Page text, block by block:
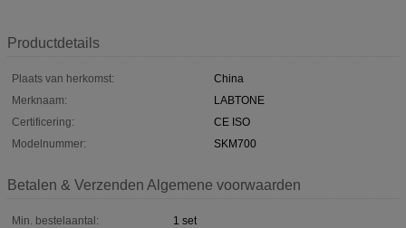
Productdetails
Plaats van herkomst:
China
Merknaam:
LABTONE
Certificering:
CE ISO
Modelnummer:
SKM700
Betalen & Verzenden Algemene voorwaarden
Min. bestelaantal:
1 set